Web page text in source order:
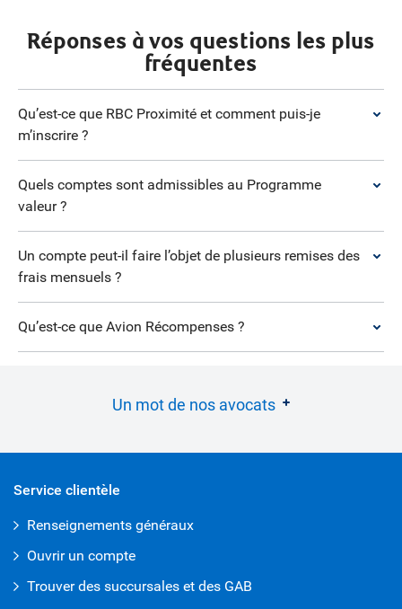
Réponses à vos questions les plus
fréquentes
Qu’est-ce que RBC Proximité et comment puis-je
m’inscrire ?
Quels comptes sont admissibles au Programme
valeur ?
Un compte peut-il faire l’objet de plusieurs remises des
frais mensuels ?
Qu’est-ce que Avion Récompenses ?
Un mot de nos avocats
Service clientèle
Renseignements généraux
Ouvrir un compte
Trouver des succursales et des GAB